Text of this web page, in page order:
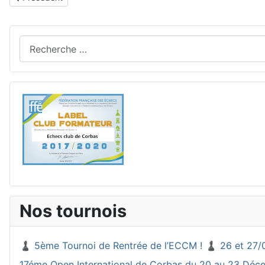
Nos tournois
♟️ 5ème Tournoi de Rentrée de l’ECCM ! ♟️ 26 et 27/